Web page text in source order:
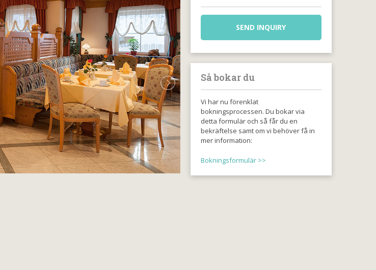
SEND INQUIRY
Så bokar du
Vi har nu förenklat
bokningsprocessen. Du bokar via
detta formulär och så får du en
bekräftelse samt om vi behöver få in
mer information:
Bokningsformulär >>